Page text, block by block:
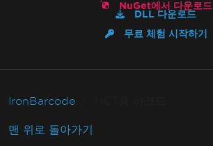
NuGet에서 다운로드
DLL 다운로드
무료 체험 시작하기
IronBarcode
맨 위로 돌아가기